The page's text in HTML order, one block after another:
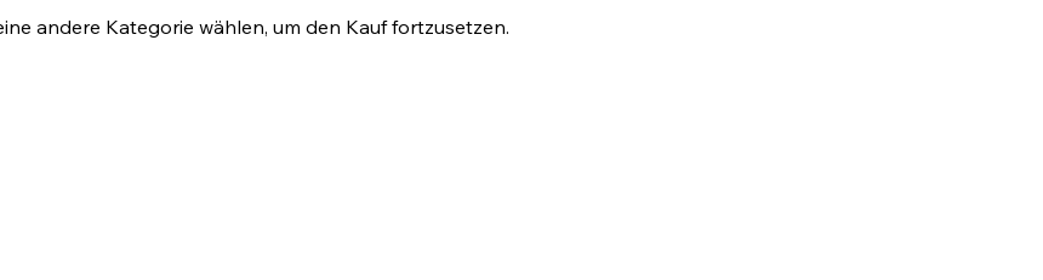
andere Kategorie wählen, um den Kauf fortzusetzen.